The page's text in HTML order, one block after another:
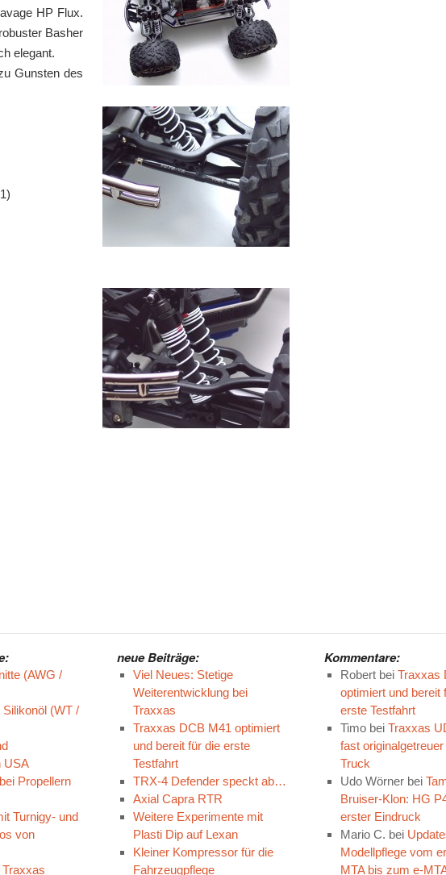
HP Flux.
Basher
elegant.
Gunsten des
(AWG /
(WT /
USA
Propellern
Turnigy- und
von
neue Beiträge:
Viel Neues: Stetige
Weiterentwicklung bei
Traxxas
Traxxas DCB M41 optimiert
und bereit für die erste
Testfahrt
TRX-4 Defender speckt ab…
Axial Capra RTR
Weitere Experimente mit
Plasti Dip auf Lexan
Kleiner Kompressor für die
Fahrzeugpflege
Kommentare:
Robertbei Traxxas
optimiert und bereit
erste Testfahrt
Timobei Traxxas
fast
Truck
Udo Wörnerbei
Bruiser-Klon: HG
erster Eindruck
Mario C. bei
Modellpflege vom
MTA bis zum e-